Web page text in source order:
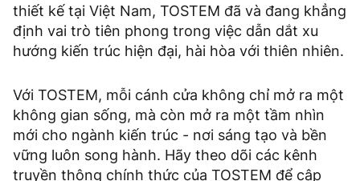
thiết kế tại Việt Nam, TOSTEM đã và đang khẳng
định vai trò tiên phong trong việc dẫn dắt xu
hướng kiến trúc hiện đại, hài hòa với thiên nhiên.
Với TOSTEM, mỗi cánh cửa không chỉ mở ra một
không gian sống, mà còn mở ra một tầm nhìn
mới cho ngành kiến trúc - nơi sáng tạo và bền
vững luôn song hành. Hãy theo dõi các kênh
truyền thông chính thức của TOSTEM để cập